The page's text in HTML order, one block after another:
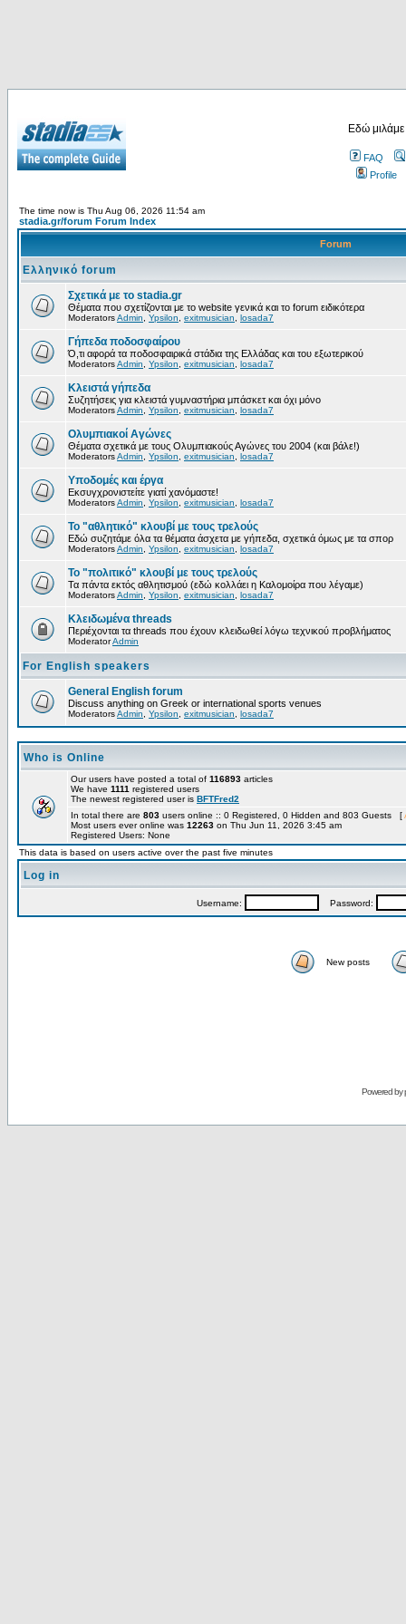
Εδώ
FAQ
Profile
The time now is Thu Aug 06, 2026 11:54 am
stadia.gr/forum Forum Index
Forum
Ελληνικό forum
Σχετικά με το stadia.gr
Θέματα που σχετίζονται με το website γενικά και το forum ειδικότερα
ModeratorsAdmin Ypsilon exitmusician losada7
Γήπεδα ποδοσφαίρου
Ό,τι αφορά τα ποδοσφαιρικά στάδια της Ελλάδας και του εξωτερικού
ModeratorsAdmin Ypsilon exitmusician losada7
Κλειστά γήπεδα
Συζητήσεις για κλειστά γυμναστήρια μπάσκετ και όχι μόνο
ModeratorsAdmin Ypsilon exitmusician losada7
Ολυμπιακοί Αγώνες
Θέματα σχετικά με τους Ολυμπιακούς Αγώνες του 2004 (και βάλε!)
ModeratorsAdmin Ypsilon exitmusician losada7
Υποδομές και έργα
Εκσυγχρονιστείτε γιατί χανόμαστε!
ModeratorsAdmin Ypsilon exitmusician losada7
Το "αθλητικό" κλουβί με τους τρελούς
Εδώ συζητάμε όλα τα θέματα άσχετα με γήπεδα, σχετικά όμως με τα σπορ
ModeratorsAdmin Ypsilon exitmusician losada7
Το "πολιτικό" κλουβί με τους τρελούς
Τα πάντα εκτός αθλητισμού (εδώ κολλάει η Καλομοίρα που λέγαμε)
ModeratorsAdmin Ypsilon exitmusician losada7
Κλειδωμένα threads
Περιέχονται τα threads που έχουν κλειδωθεί λόγω τεχνικού προβλήματος
ModeratorAdmin
For English speakers
General English forum
Discuss anything on Greek or international sports venues
ModeratorsAdmin Ypsilon exitmusician losada7
Who is Online
Our users have posted a total of 116893 articles
We have 1111 registered users
The newest registered user is BFTFred2
In total there are 803 users online :: 0 Registered, 0 Hidden and 803 Guests [
Most users ever online was 12263 on Thu Jun 11, 2026 3:45 am
Registered Users: None
This data is based on users active over the past five minutes
Log in
Username: Password:
New posts
Powered by